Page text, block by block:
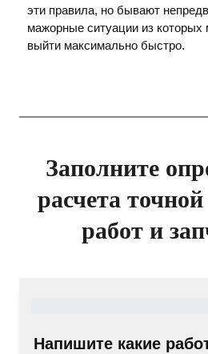
эти правила, но бывают
мажорные ситуации из которых
выйти максимально быстро.
Заполните
расчета
работ и
Напишите какие